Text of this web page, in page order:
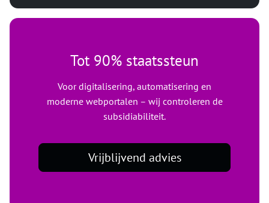
Tot 90% staatssteun
Voor digitalisering, automatisering en
moderne webportalen – wij controleren de
subsidiabiliteit.
Vrijblijvend advies